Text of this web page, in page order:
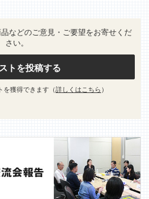
などのご意見・ご要望をお寄せくだ
さい。
トを投稿する
を獲得できます（詳しくはこちら ）